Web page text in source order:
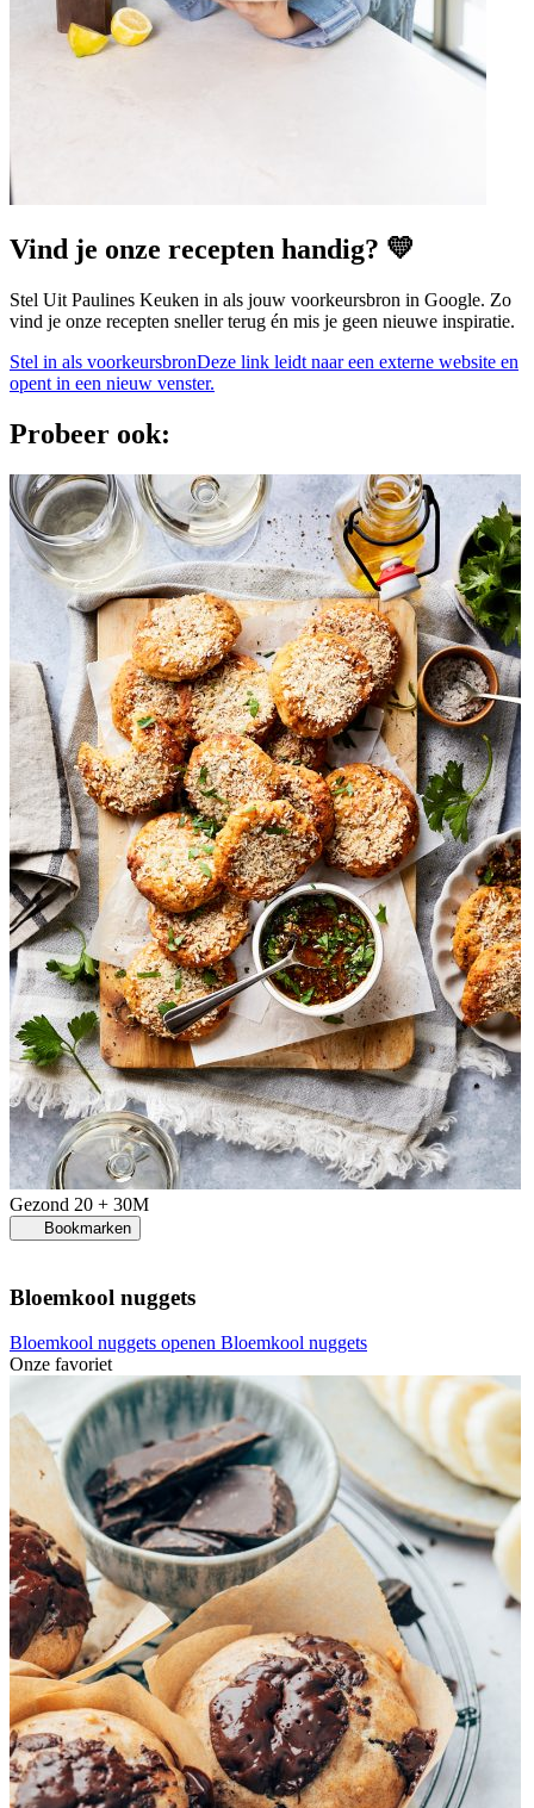
Vind je onze recepten handig? 💛
Stel Uit Paulines Keuken in als jouw voorkeursbron in Google. Zo
vind je onze recepten sneller terug én mis je geen nieuwe inspiratie.
Stel in als voorkeursbronDeze link leidt naar een externe website en
opent in een nieuw venster.
Probeer ook:
Gezond 20 + 30M
Bookmarken
Bloemkool nuggets
Bloemkool nuggets openen Bloemkool nuggets
Onze favoriet